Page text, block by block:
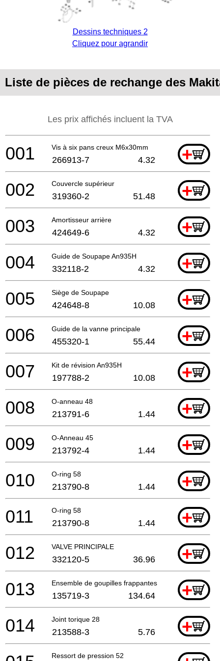
Dessins techniques 2
Cliquez pour agrandir
Liste de pièces de rechange des
Les prix affichés incluent la TVA
Vis à six pans creux M6x30mm +
001 266913-7 4.32
Couvercle supérieur +
002 319360-2 51.48
Amortisseur arrière +
003 424649-6 4.32
Guide de Soupape An935H +
004 332118-2 4.32
Siège de Soupape +
005 424648-8 10.08
Guide de la vanne principale +
006 455320-1 55.44
Kit de révision An935H +
007 197788-2 10.08
O-anneau 48 +
008 213791-6 1.44
O-Anneau 45 +
009 213792-4 1.44
O-ring 58 +
010 213790-8 1.44
O-ring 58 +
011 213790-8 1.44
VALVE PRINCIPALE +
012 332120-5 36.96
Ensemble de goupilles frappantes +
013 135719-3 134.64
Joint torique 28 +
014 213588-3 5.76
Ressort de pression 52